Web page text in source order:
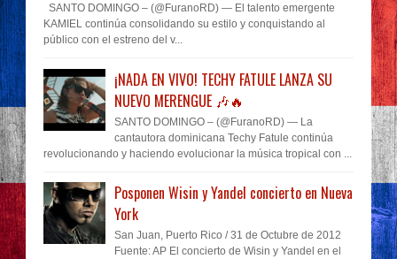
SANTO DOMINGO – (@FuranoRD) — El talento emergente
KAMIEL continúa consolidando su estilo y conquistando al
público con el estreno del v...
¡NADA EN VIVO! TECHY FATULE LANZA SU
NUEVO MERENGUE 🎶🔥
SANTO DOMINGO – (@FuranoRD) — La
cantautora dominicana Techy Fatule continúa
revolucionando y haciendo evolucionar la música tropical con ...
Posponen Wisin y Yandel concierto en Nueva
York
San Juan, Puerto Rico / 31 de Octubre de 2012
Fuente: AP El concierto de Wisin y Yandel en el